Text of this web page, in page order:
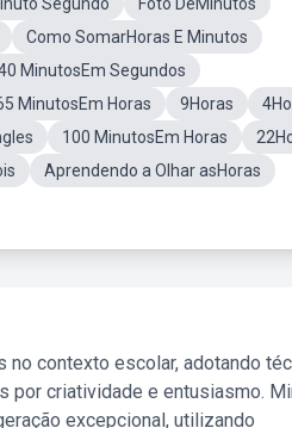
Como SomarHoras E Minutos
MinutosEm Segundos
MinutosEm Horas 9Horas
100 MinutosEm Horas
Aprendendo a Olhar asHoras
no contexto escolar, adotando
por criatividade e entusiasmo.
excepcional, utilizando